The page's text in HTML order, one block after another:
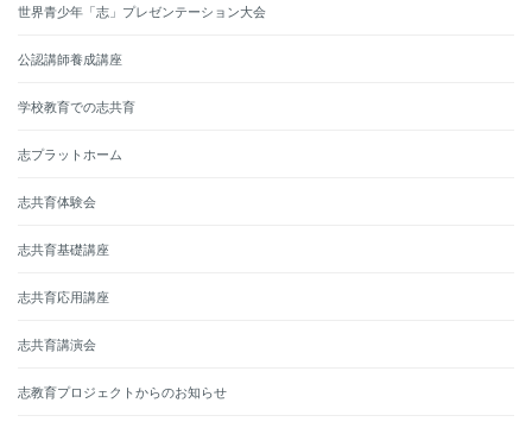
世界青少年「志」プレゼンテーション大会
公認講師養成講座
学校教育での志共育
志プラットホーム
志共育体験会
志共育基礎講座
志共育応用講座
志共育講演会
志教育プロジェクトからのお知らせ